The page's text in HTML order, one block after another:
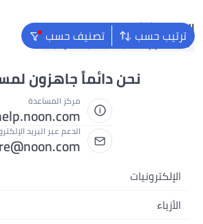
ترتيب حسب تصنيف حسب البحث الشائع
ملاءة سرير مطاطية بطانية كهربائية
نحن دائماً جاهزون
مركز المساعدة
الدعم عبر البريد
الإلكترونيات
الهواتف المتحركة
الأزياء